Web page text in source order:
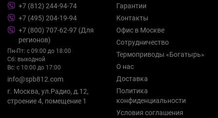
+7 (812) 244-94-74
+7 (495) 204-19-94
+7 (800) 707-62-97 (Для
регионов)
Пн-Пт: с 09:00 до 18:00
Сб: выходной
Вс: с 10:00 до 17:00
info@spb812.com
г. Москва, ул.Радио, д.12,
строение 4, помещение 1
Гарантии
Контакты
Офис в Москве
Сотрудничество
Термоприводы «Богатырь»
О нас
Доставка
Политика
конфиденциальности
Условия соглашения